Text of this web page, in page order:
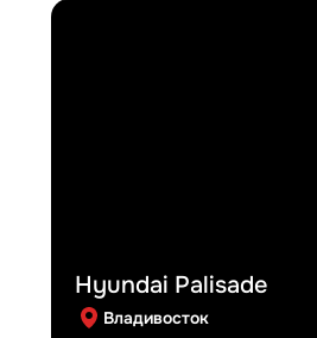
Hyundai Palisade
Владивосток